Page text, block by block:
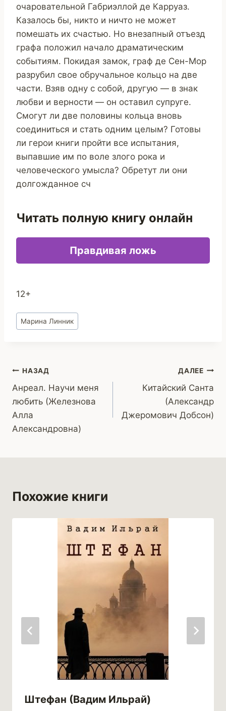
очаровательной Габриэллой де Карруаз.
Казалось бы, никто и ничто не может
помешать их счастью. Но внезапный отъезд
графа положил начало драматическим
событиям. Покидая замок, граф де Сен-Мор
разрубил свое обручальное кольцо на две
части. Взяв одну с собой, другую — в знак
любви и верности — он оставил супруге.
Смогут ли две половины кольца вновь
соединиться и стать одним целым? Готовы
ли герои книги пройти все испытания,
выпавшие им по воле злого рока и
человеческого умысла? Обретут ли они
долгожданное сч
Читать полную книгу онлайн
Правдивая ложь
12+
Метки
записи:
Марина Линник
Навигация
по
записям
НАЗАД
Анреал. Научи меня
любить (Железнова
Алла
Александровна)
ДАЛЕЕ
Китайский Санта
(Александр
Джеромович Добсон)
Похожие книги
Штефан (Вадим Ильрай)